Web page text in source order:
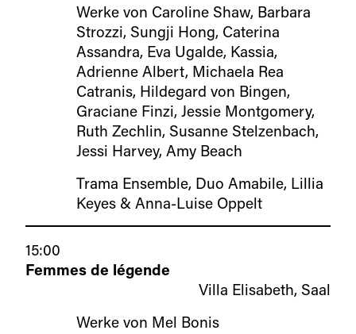
Werke von Caroline Shaw, Barbara
Strozzi, Sungji Hong, Caterina
Assandra, Eva Ugalde, Kassia,
Adrienne Albert, Michaela Rea
Catranis, Hildegard von Bingen,
Graciane Finzi, Jessie Montgomery,
Ruth Zechlin, Susanne Stelzenbach,
Jessi Harvey, Amy Beach
Trama Ensemble, Duo Amabile, Lillia
Keyes & Anna-Luise Oppelt
15:00
Femmes de légende
Villa Elisabeth, Saal
Werke von Mel Bonis